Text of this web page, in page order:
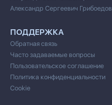
Александр Сергеевич Грибоедов
ПОДДЕРЖКА
Обратная связь
Часто задаваемые вопросы
Пользовательское соглашение
Политика конфиденциальности
Cookie